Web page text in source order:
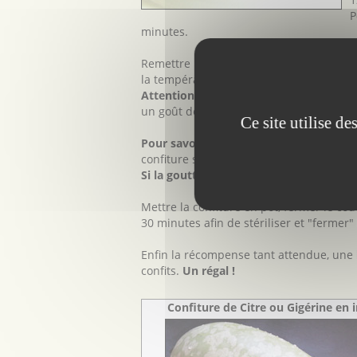
minutes.
Remettre une dernière fois la marmite
la température atteigne environ 105
Attention à ce que la confiture ne
un goût de caramel amer.
Pour savoir si la confiture est prête,
confiture sur une assiette froide,
Si la goutte de confiture fige et ne
Mettre la confiture en pot, fermer le
30 minutes afin de stériliser et "fermer"
Enfin la récompense tant attendue,
confits. Un régal !
Confiture de Citre ou Gigérine en
Ce site utilise